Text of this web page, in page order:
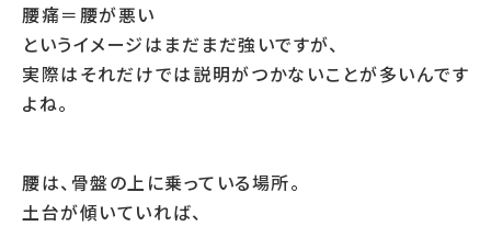
腰痛＝腰が悪い
というイメージはまだまだ強いですが、
実際はそれだけでは説明がつかないことが多いんです
よね。
腰は、骨盤の上に乗っている場所。
土台が傾いていれば、